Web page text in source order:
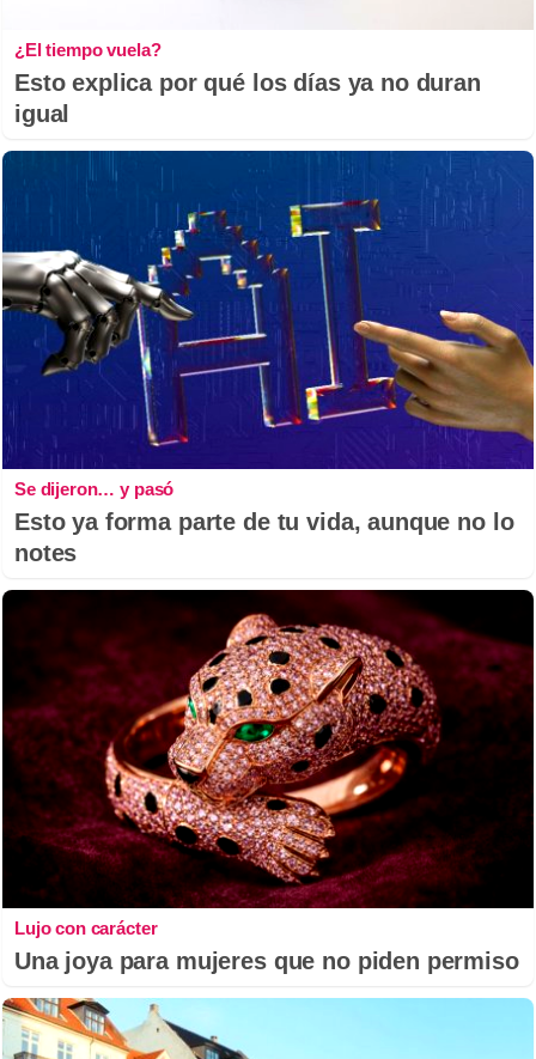
¿El tiempo vuela?
Esto explica por qué los días ya no duran
igual
Se dijeron… y pasó
Esto ya forma parte de tu vida, aunque no lo
notes
Lujo con carácter
Una joya para mujeres que no piden permiso